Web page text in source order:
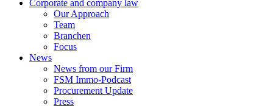
Corporate and company law
Our Approach
Team
Branchen
Focus
News
News from our Firm
FSM Immo-Podcast
Procurement Update
Press